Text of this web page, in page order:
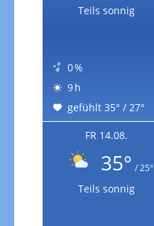
Teils sonnig
0 %
9 h
gefühlt 35° / 27°
FR 14.08.
35° / 25°
Teils sonnig